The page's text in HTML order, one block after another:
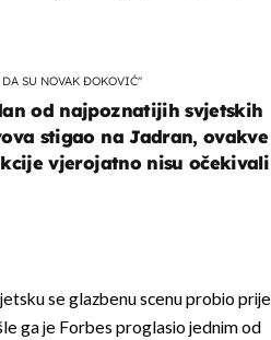
DA SU NOVAK ĐOKOVIĆ"
od najpoznatijih svjetskih
stigao na Jadran, ovakve
vjerojatno nisu očekivali
se glazbenu scenu probio prije
ga je Forbes proglasio jednim od